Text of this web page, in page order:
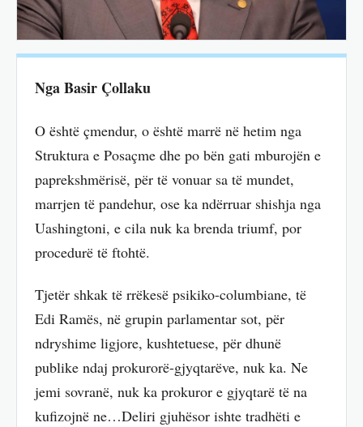
Nga Basir Çollaku
O është çmendur, o është marrë në hetim nga
Struktura e Posaçme dhe po bën gati mburojën e
paprekshmërisë, për të vonuar sa të mundet,
marrjen të pandehur, ose ka ndërruar shishja nga
Uashingtoni, e cila nuk ka brenda triumf, por
procedurë të ftohtë.
Tjetër shkak të rrëkesë psikiko-columbiane, të
Edi Ramës, në grupin parlamentar sot, për
ndryshime ligjore, kushtetuese, për dhunë
publike ndaj prokurorë-gjyqtarëve, nuk ka. Ne
jemi sovranë, nuk ka prokuror e gjyqtarë të na
kufizojnë ne…Deliri gjuhësor ishte tradhëti e